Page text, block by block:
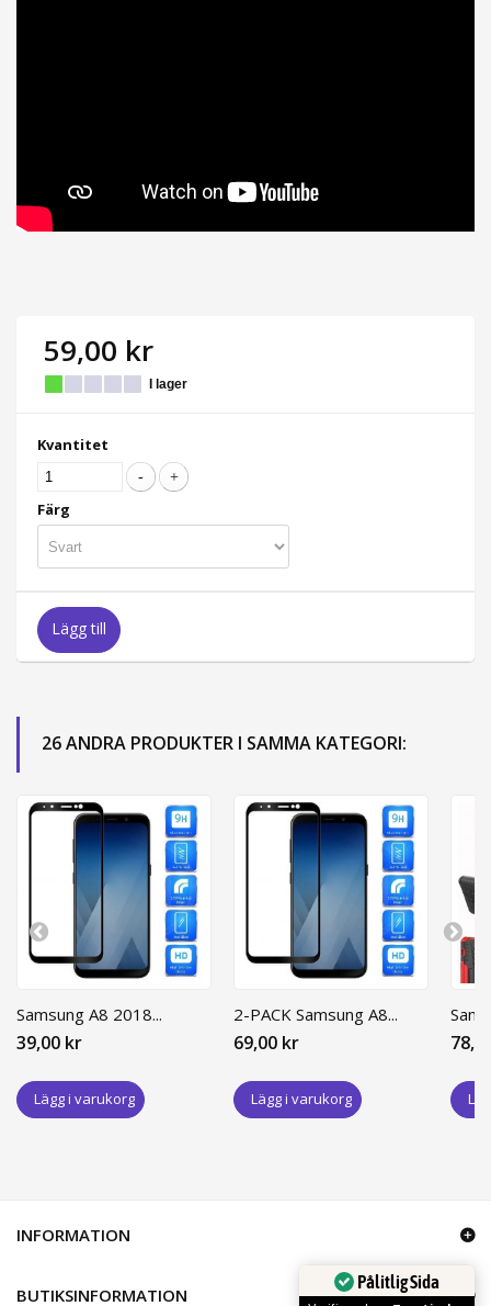
59,00 kr
I lager
Kvantitet
Färg
Lägg till
26 ANDRA PRODUKTER I SAMMA KATEGORI:
Samsung A8 2018...
39,00 kr
Lägg i varukorg
2-PACK Samsung A8...
69,00 kr
Lägg i varukorg
INFORMATION
BUTIKSINFORMATION
Pålitlig Sida